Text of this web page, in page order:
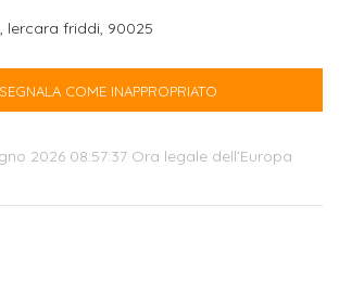
lercara friddi, 90025
SEGNALA COME INAPPROPRIATO
2026 08:57:37 Ora legale dell’Europa